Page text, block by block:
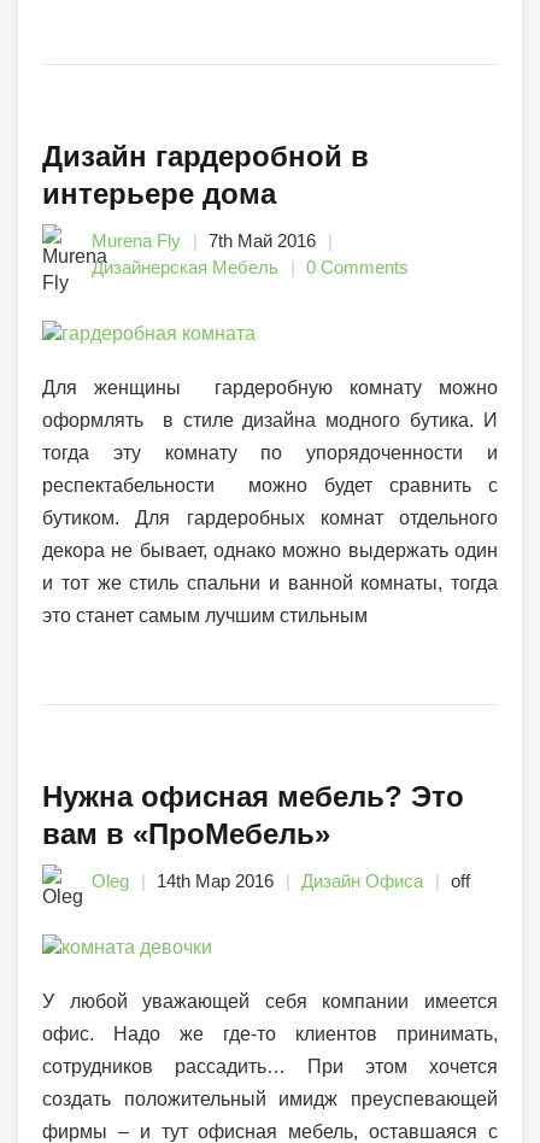
Дизайн гардеробной в
интерьере дома
Murena Fly
7th Май 2016
Дизайнерская Мебель
0 Comments
Для женщины гардеробную комнату можно
оформлять в стиле дизайна модного бутика. И
тогда эту комнату по упорядоченности и
респектабельности можно будет сравнить с
бутиком. Для гардеробных комнат отдельного
декора не бывает, однако можно выдержать один
и тот же стиль спальни и ванной комнаты, тогда
это станет самым лучшим стильным
Нужна офисная мебель? Это
вам в «ПроМебель»
Oleg 14th Мар 2016 Дизайн Офиса off
У любой уважающей себя компании имеется
офис. Надо же где-то клиентов принимать,
сотрудников рассадить… При этом хочется
создать положительный имидж преуспевающей
фирмы – и тут офисная мебель, оставшаяся с